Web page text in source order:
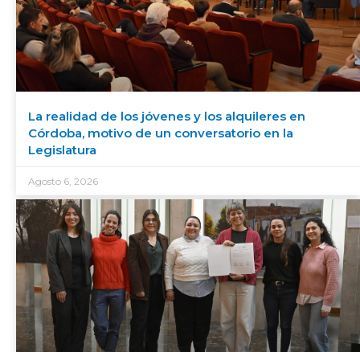
La realidad de los jóvenes y los alquileres en
Córdoba, motivo de un conversatorio en la
Legislatura
Agosto 6, 2026